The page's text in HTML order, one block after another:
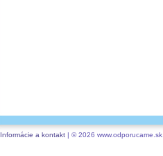
Informácie a kontakt| © 2026